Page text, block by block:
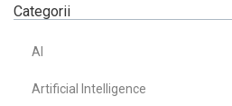
Categorii
AI
Artificial Intelligence